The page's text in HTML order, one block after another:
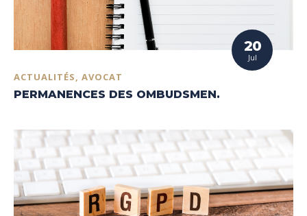
20
Jul
ACTUALITÉS, AVOCAT
PERMANENCES DES OMBUDSMEN.